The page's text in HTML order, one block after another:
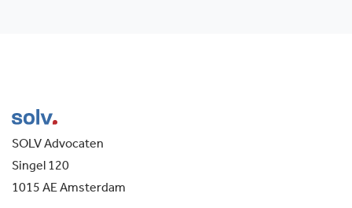
SOLV Advocaten
Singel 120
1015 AE Amsterdam